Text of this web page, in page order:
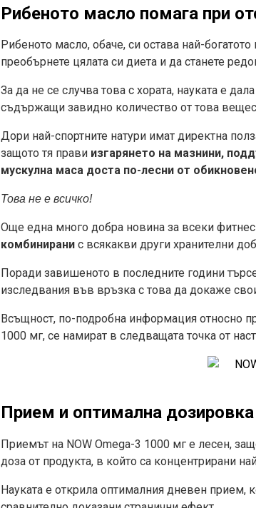
Рибеното масло помага при
Рибеното масло, обаче, си остава най-
преобърнете цялата си диета и да станете
За да не се случва това с хората, науката е
съдържащи завидно количество от това
Дори най-спортните натури имат директна
защото тя прави изгарянето на мазнини,
мускулна маса доста по-лесни от
Това не е всичко!
Още една много добра новина за всеки
комбинирани с всякакви други хранителни
Поради завишеното в последните години
изследвания във връзка с това да докаже
Всъщност, по-подробна информация относно
1000 мг, се намират в следващата точка от
Прием и оптимална
Приемът на NOW Omega-3 1000 мг е лесен,
доза от продукта, в който са концентрирани
Науката е открила оптималния дневен прием,